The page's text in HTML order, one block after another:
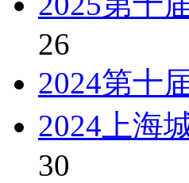
26
2024第十
2024上海
30